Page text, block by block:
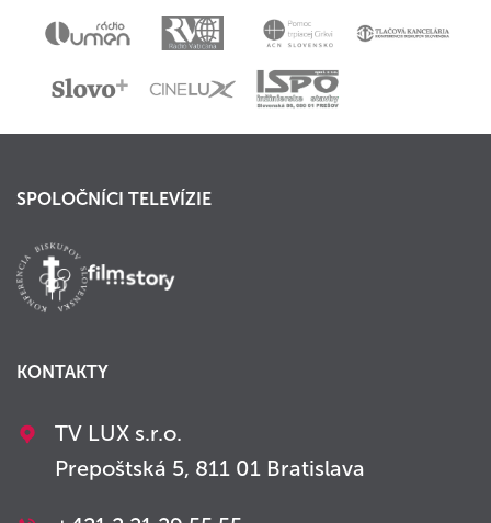
SPOLOČNÍCI TELEVÍZIE
KONTAKTY
TV LUX s.r.o.
Prepoštská 5, 811 01 Bratislava